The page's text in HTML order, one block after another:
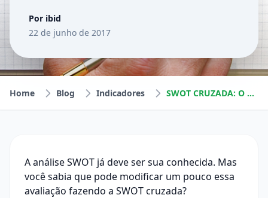
Por ibid
22 de junho de 2017
Home Blog Indicadores SWOT CRUZADA: O QUE É E COMO APLICAR ESSA ESTRATÉGIA NO SEU NEGÓCIO
A análise SWOT já deve ser sua conhecida. Mas
você sabia que pode modificar um pouco essa
avaliação fazendo a SWOT cruzada?